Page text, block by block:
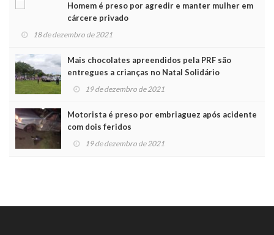
Homem é preso por agredir e manter mulher em
cárcere privado
18 de dezembro de 2021
Mais chocolates apreendidos pela PRF são
entregues a crianças no Natal Solidário
19 de dezembro de 2021
Motorista é preso por embriaguez após acidente
com dois feridos
19 de dezembro de 2021